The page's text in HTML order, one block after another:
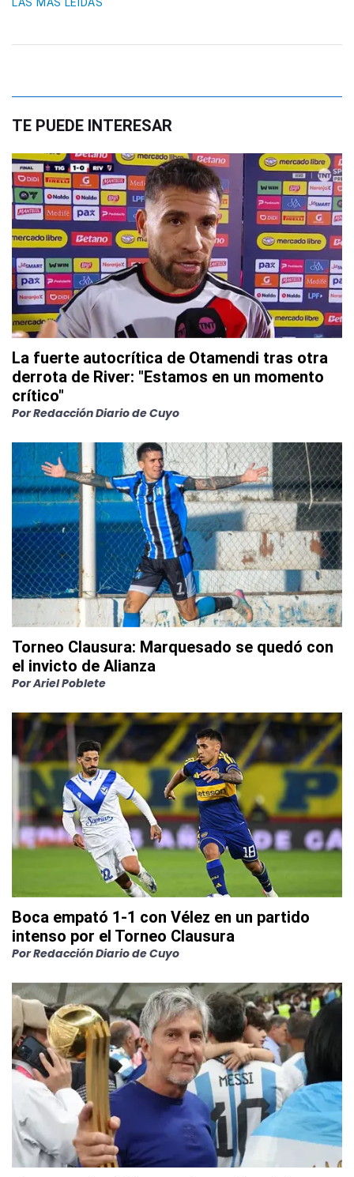
TE PUEDE INTERESAR
La fuerte autocrítica de Otamendi tras otra
derrota de River: "Estamos en un momento
crítico"
PorRedacción Diario de Cuyo
Torneo Clausura: Marquesado se quedó con
el invicto de Alianza
PorAriel Poblete
Boca empató 1-1 con Vélez en un partido
intenso por el Torneo Clausura
PorRedacción Diario de Cuyo